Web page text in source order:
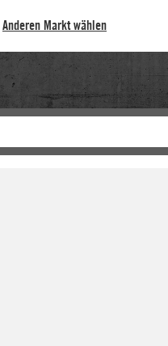
Anderen Markt wählen